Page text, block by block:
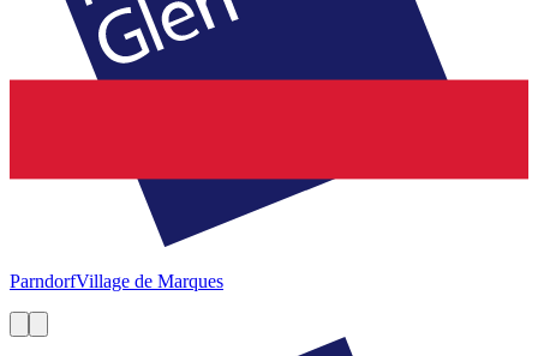
ParndorfVillage de Marques